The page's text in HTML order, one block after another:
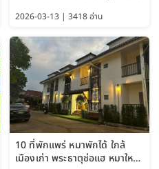
2026-03-13 | 3418 อ่าน
10 ที่พักแพร่ หมาพักได้ ใกล้
เมืองเก่า พระธาตุช่อแฮ หมาใหญ่